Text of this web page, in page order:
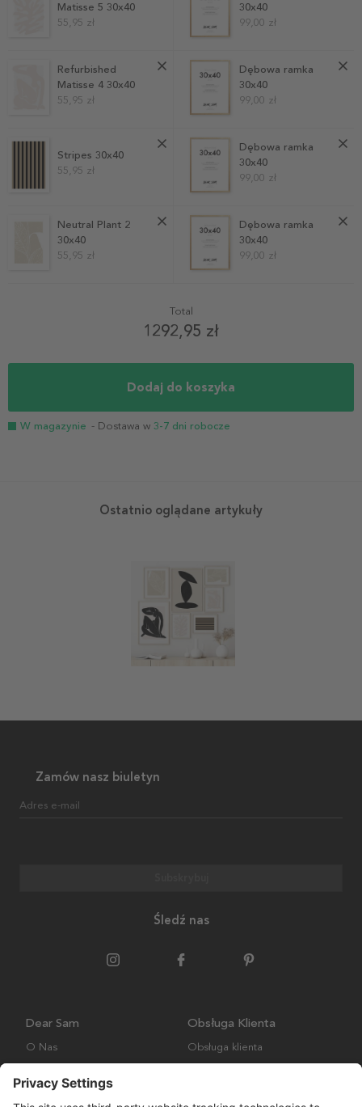
Matisse 5 30x40
55,95 zł
30x40
99,00 zł
Refurbished
Matisse 4 30x40
55,95 zł
Dębowa ramka
30x40
99,00 zł
Stripes 30x40
55,95 zł
Dębowa ramka
30x40
99,00 zł
Neutral Plant 2
30x40
55,95 zł
Dębowa ramka
30x40
99,00 zł
Total
1292,95 zł
Dodaj do koszyka
W magazynie - Dostawa w 3-7 dni robocze
Ostatnio oglądane artykuły
Zamów nasz biuletyn
Adres e-mail
Śledź nas
Dear Sam
O Nas
Obsługa Klienta
Obsługa klienta